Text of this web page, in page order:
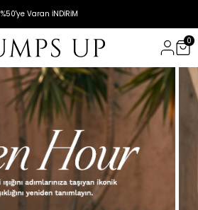
%50'ye Varan İNDİRİM
0